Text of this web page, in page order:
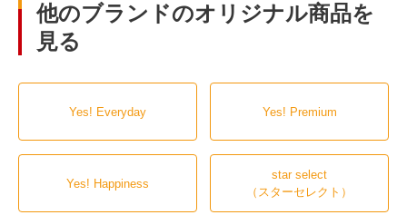
他のブランドのオリジナル商品を
見る
Yes! Everyday Yes! Premium
Yes! Happiness
star select
（スターセレクト）